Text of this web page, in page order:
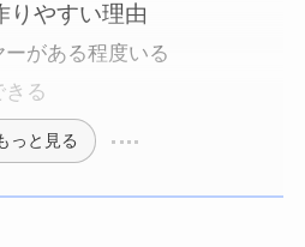
りやすい理由
がある程度いる
きる
っと見る